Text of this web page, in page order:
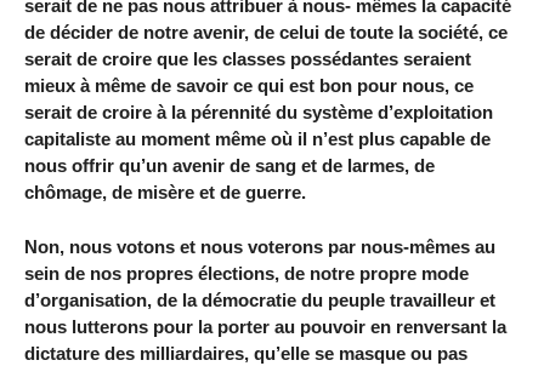
serait de ne pas nous attribuer à nous- mêmes la capacité
de décider de notre avenir, de celui de toute la société, ce
serait de croire que les classes possédantes seraient
mieux à même de savoir ce qui est bon pour nous, ce
serait de croire à la pérennité du système d’exploitation
capitaliste au moment même où il n’est plus capable de
nous offrir qu’un avenir de sang et de larmes, de
chômage, de misère et de guerre.
Non, nous votons et nous voterons par nous-mêmes au
sein de nos propres élections, de notre propre mode
d’organisation, de la démocratie du peuple travailleur et
nous lutterons pour la porter au pouvoir en renversant la
dictature des milliardaires, qu’elle se masque ou pas